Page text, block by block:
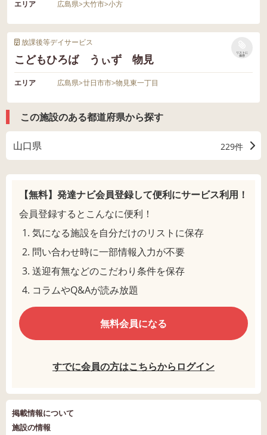
エリア 広島県>大竹市>小方
放課後等デイサービス
こどもひろば うぃず 物見
リストに
保存
エリア 広島県>廿日市市>物見東一丁目
この施設のある都道府県から探す
山口県 229件
【無料】発達ナビ会員登録して便利にサービス利用！
会員登録するとこんなに便利！
気になる施設を自分だけのリストに保存
問い合わせ時に一部情報入力が不要
送迎有無などのこだわり条件を保存
コラムやQ&Aが読み放題
無料会員になる
すでに会員の方はこちらからログイン
掲載情報について
施設の情報